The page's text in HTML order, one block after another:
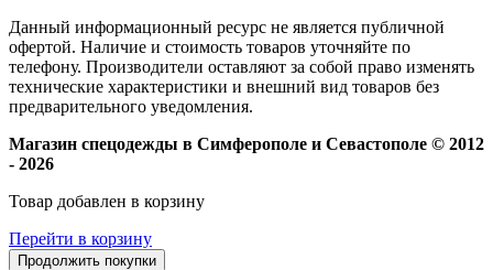
Данный информационный ресурс не является публичной
офертой. Наличие и стоимость товаров уточняйте по
телефону. Производители оставляют за собой право изменять
технические характеристики и внешний вид товаров без
предварительного уведомления.
Магазин спецодежды в Симферополе и Севастополе © 2012
- 2026
Товар добавлен в корзину
Перейти в корзину
Продолжить покупки